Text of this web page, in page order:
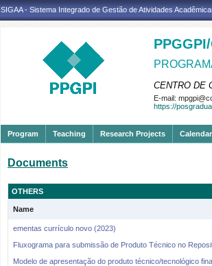
SIGAA - Sistema Integrado de Gestão de Atividades
CENTRO DE
E-mail:
https://
Program Teaching Research Projects Calendar
Documents
OTHERS
Name
ementas currículo novo (2023)
Fluxograma para submissão de Produto Técnico no
Modelo de apresentação do produto técnico/tecnológico